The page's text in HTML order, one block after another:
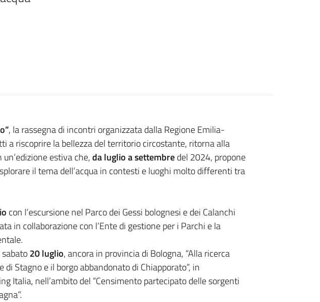
, la rassegna di incontri organizzata dalla Regione Emilia-
a riscoprire la bellezza del territorio circostante, ritorna alla
estiva che,da luglio a settembredel 2024, propone
il tema dell’acqua in contesti e luoghi molto differenti tra
con l’escursione nel Parco dei Gessi bolognesi e dei Calanchi
in collaborazione con l’Ente di gestione per i Parchi e la
20 luglio, ancora in provincia di Bologna, “Alla ricerca
Stagno e il borgo abbandonato di Chiapporato”, in
Italia, nell’ambito del “Censimento partecipato delle sorgenti